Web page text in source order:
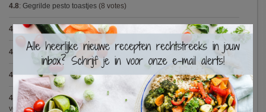
4.8: Gegrilde pesto toastjes (8 votes)
4.8 Seafood chowder(6 votes)
4.8 Zalmfilet op een bedje van asperges (5 votes)
4.8:Blackwellsaus (5 votes)
4.7:Varkenshaasje met jagersaus en kroketten (Jeroen Meus)(15
votes)
×